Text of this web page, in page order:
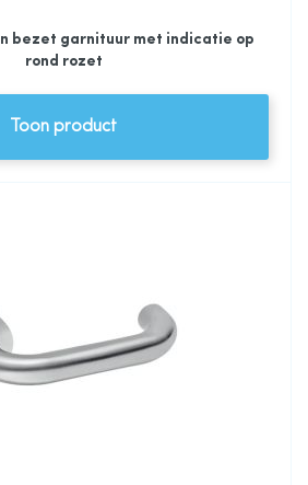
en bezet garnituur met indicatie op
rond rozet
Toon product